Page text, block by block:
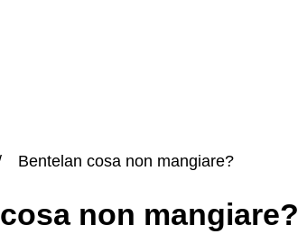
Bentelan cosa non mangiare?
non mangiare?